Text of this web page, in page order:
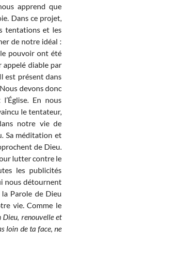
apprend que
Dans ce projet,
tentations et les
de notre idéal :
pouvoir ont été
appelé diable par
est présent dans
devons donc
En nous
le tentateur,
notre vie de
Sa méditation et
de Dieu.
lutter contre le
les publicités
nous détournent
Parole de Dieu
vie. Comme le
renouvelle et
loin de ta face, ne